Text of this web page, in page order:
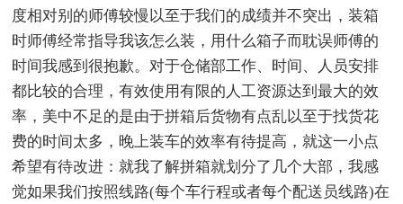
度相对别的师傅较慢以至于我们的成绩并不突出，装箱
时师傅经常指导我该怎么装，用什么箱子而耽误师傅的
时间我感到很抱歉。对于仓储部工作、时间、人员安排
都比较的合理，有效使用有限的人工资源达到最大的效
率，美中不足的是由于拼箱后货物有点乱以至于找货花
费的时间太多，晚上装车的效率有待提高，就这一小点
希望有待改进：就我了解拼箱就划分了几个大部，我感
觉如果我们按照线路(每个车行程或者每个配送员线路)在